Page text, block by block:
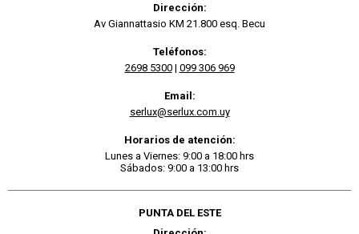
Dirección:
Av Giannattasio KM 21.800 esq. Becu
Teléfonos:
2698 5300| 099 306 969
Email:
serlux@serlux.com.uy
Horarios de atención:
Lunes a Viernes: 9:00 a 18:00 hrs
Sábados: 9:00 a 13:00 hrs
PUNTA DEL ESTE